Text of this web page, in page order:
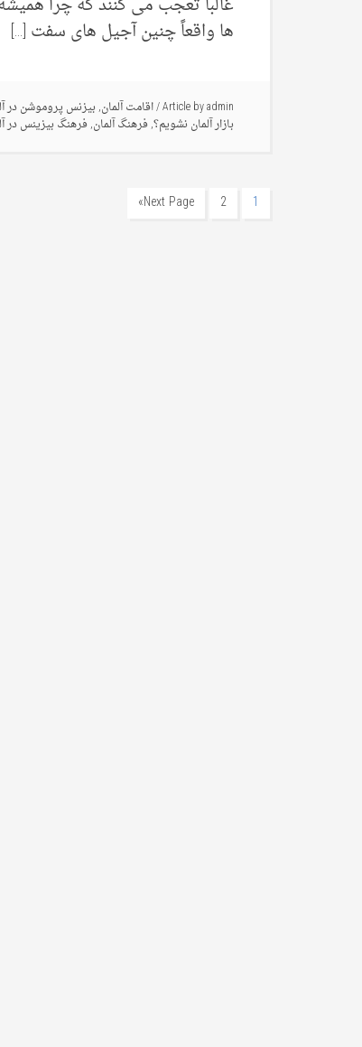
ها واقعاً چنین آجیل های سفت […]
Article byadmin
/اقامت آلمان,بیزنس پروموشن در
بازار آلمان نشویم؟,فرهنگ آلمان,فرهنگ بیزینس در
1
2
Next Page»